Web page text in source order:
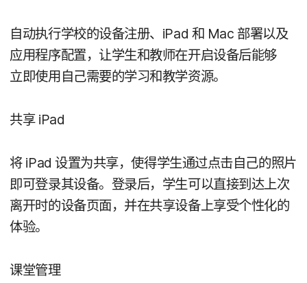
自动​执行​学校​的​设备​注册、 iPad 和 Mac 部署​以及​
应用​程序​配置，​让​学生​和​教师​在​开启​设备​后​能够​
立即​使用​自己​需要​的​学习​和​教学​资源。
共​享iPad
将iPad设置​为​共享，​使得​学生​通过​点击​自己​的​照片​
即​可​登录其​设备。​登录​后，​学生​可以​直接​到​达​上​次​
离开时​的​设备​页面，​并​在​共享​设备​上​享​受​个性化​的​
体验。
课堂​管理